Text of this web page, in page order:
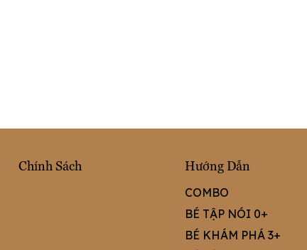
Chính Sách Hướng Dẫn
COMBO
BÉ TẬP NÓI 0+
BÉ KHÁM PHÁ 3+